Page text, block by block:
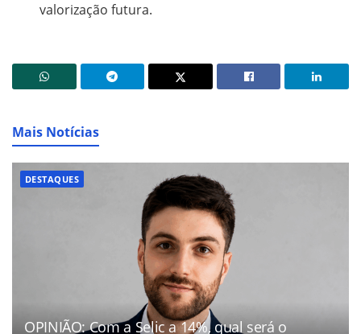
valorização futura.
Mais Notícias
DESTAQUES
OPINIÃO: Com a Selic a 14%, qual será o